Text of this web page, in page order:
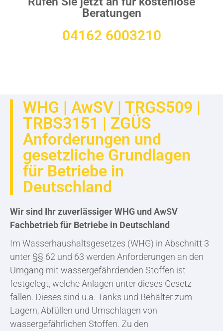
Beratungen
04162 6003210
WHG | AwSV | TRGS509 |
TRBS3151 | ZGÜS
Anforderungen und
gesetzliche Grundlagen
für Betriebe in
Deutschland
Wir sind Ihr zuverlässiger WHG und AwSV
Fachbetrieb für Betriebe in Deutschland
Im Wasserhaushaltsgesetzes (WHG) in Abschnitt 3
unter §§ 62 und 63 werden Anforderungen an den
Umgang mit wassergefährdenden Stoffen ist
festgelegt, welche Anlagen unter dieses Gesetz
fallen. Dieses sind u.a. Tanks und Behälter zum
Lagern, Abfüllen und Umschlagen von
wassergefährlichen Stoffen. Zu den